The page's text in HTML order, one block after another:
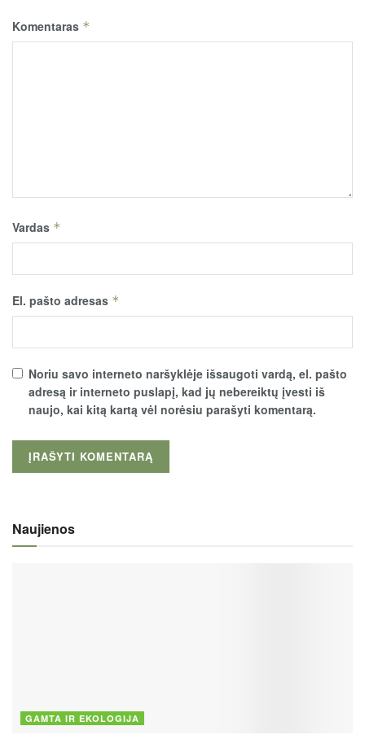
Komentaras *
Vardas *
El. pašto adresas *
Noriu savo interneto naršyklėje išsaugoti vardą, el. pašto
adresą ir interneto puslapį, kad jų nebereiktų įvesti iš
naujo, kai kitą kartą vėl norėsiu parašyti komentarą.
Naujienos
GAMTA IR EKOLOGIJA